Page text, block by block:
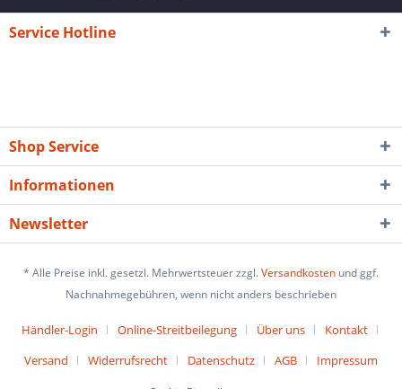
Service Hotline
Shop Service
Informationen
Newsletter
* Alle Preise inkl. gesetzl. Mehrwertsteuer zzgl.Versandkosten und ggf.
Nachnahmegebühren, wenn nicht anders beschrieben
Händler-Login Online-Streitbeilegung Über uns
Kontakt
Versand
Widerrufsrecht Datenschutz AGB Impressum